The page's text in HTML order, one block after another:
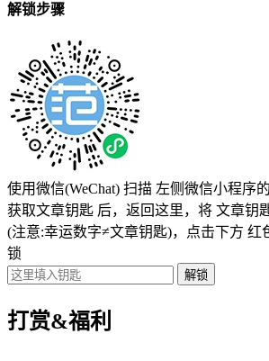
解锁步骤
使用微信(WeChat) 扫描 左侧微信小程序
获取文章钥匙 后，返回这里，将 文章钥
(注意:幸运数字≠文章钥匙)，点击下方 红
锁
打赏&福利